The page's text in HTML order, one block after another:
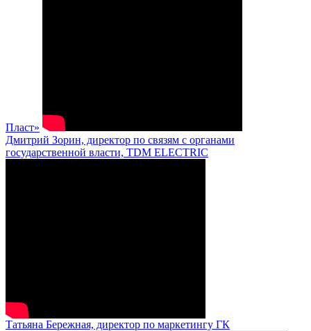
Пласт»
Дмитрий Зорин, директор по связям с органами
государственной власти, TDM ELECTRIC
Татьяна Бережная, директор по маркетингу ГК